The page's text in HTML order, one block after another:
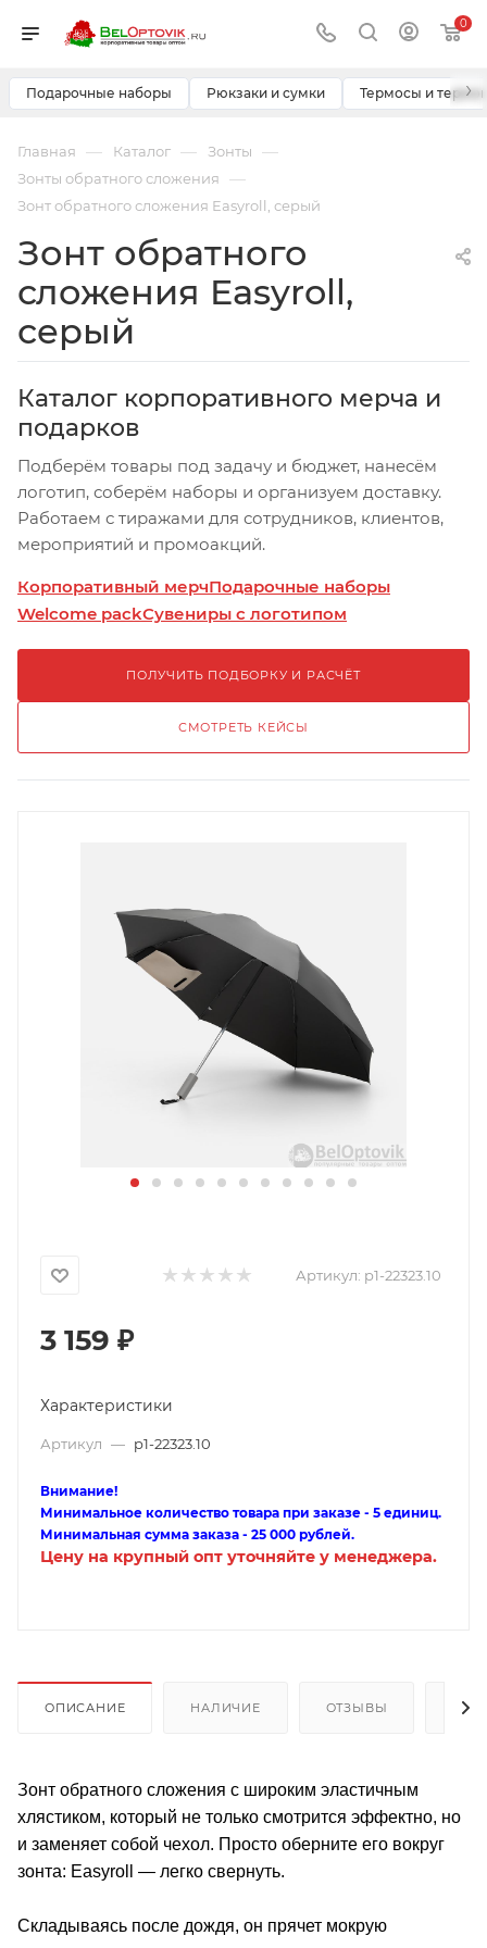
0
Подарочные наборы Рюкзаки и сумки Термосы и ›
Главная — Каталог — Зонты —
Зонты обратного сложения —
Зонт обратного сложения Easyroll, серый
Зонт обратного
сложения Easyroll,
серый
Каталог корпоративного мерча и
подарков
Подберём товары под задачу и бюджет, нанесём
логотип, соберём наборы и организуем доставку.
Работаем с тиражами для сотрудников, клиентов,
мероприятий и промоакций.
Корпоративный мерчПодарочные наборы
Welcome packСувениры с логотипом
ПОЛУЧИТЬ ПОДБОРКУ И РАСЧЁТ
СМОТРЕТЬ КЕЙСЫ
Артикул: p1-22323.10
3 159 ₽
Характеристики
Артикул — p1-22323.10
Внимание!
Минимальное количество товара при заказе - 5 единиц.
Минимальная сумма заказа - 25 000 рублей.
Цену на крупный опт уточняйте у менеджера.
ОПИСАНИЕ НАЛИЧИЕ ОТЗЫВЫ
Зонт обратного сложения с широким эластичным
хлястиком, который не только смотрится эффектно, но
и заменяет собой чехол. Просто оберните его вокруг
зонта: Easyroll — легко свернуть.
Складываясь после дождя, он прячет мокрую